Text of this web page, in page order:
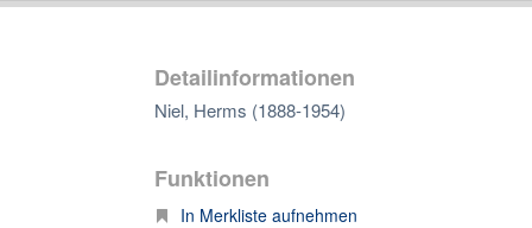
Detailinformationen
Niel, Herms (1888-1954)
Funktionen
In Merkliste aufnehmen